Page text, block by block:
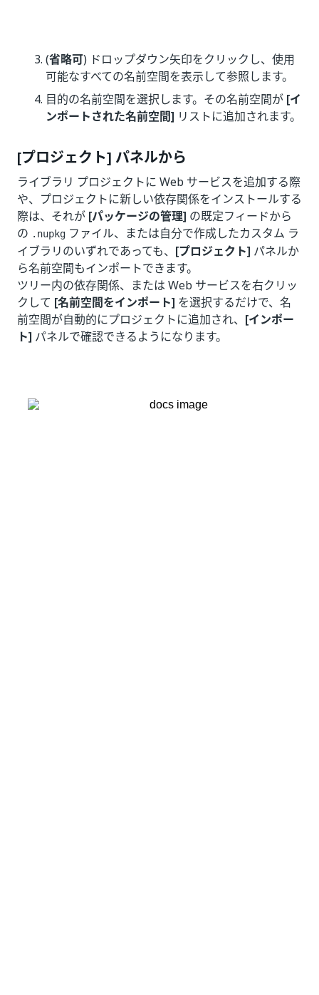
(省略可) ドロップダウン矢印をクリックし、使用
可能なすべての名前空間を表示して参照します。
目的の名前空間を選択します。その名前空間が [イ
ンポートされた名前空間] リストに追加されます。
[プロジェクト] パネルから
ライブラリ プロジェクトに Web サービスを追加する際
や、プロジェクトに新しい依存関係をインストールする
際は、それが [パッケージの管理] の既定フィードから
の .nupkg ファイル、または自分で作成したカスタム ラ
イブラリのいずれであっても、 [プロジェクト] パネルか
ら名前空間もインポートできます。
ツリー内の依存関係、または Web サービスを右クリッ
クして [名前空間をインポート] を選択するだけで、名
前空間が自動的にプロジェクトに追加され、 [インポー
ト] パネルで確認できるようになります。